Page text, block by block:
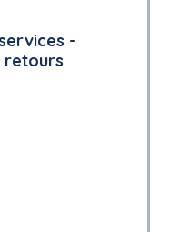
-
retours